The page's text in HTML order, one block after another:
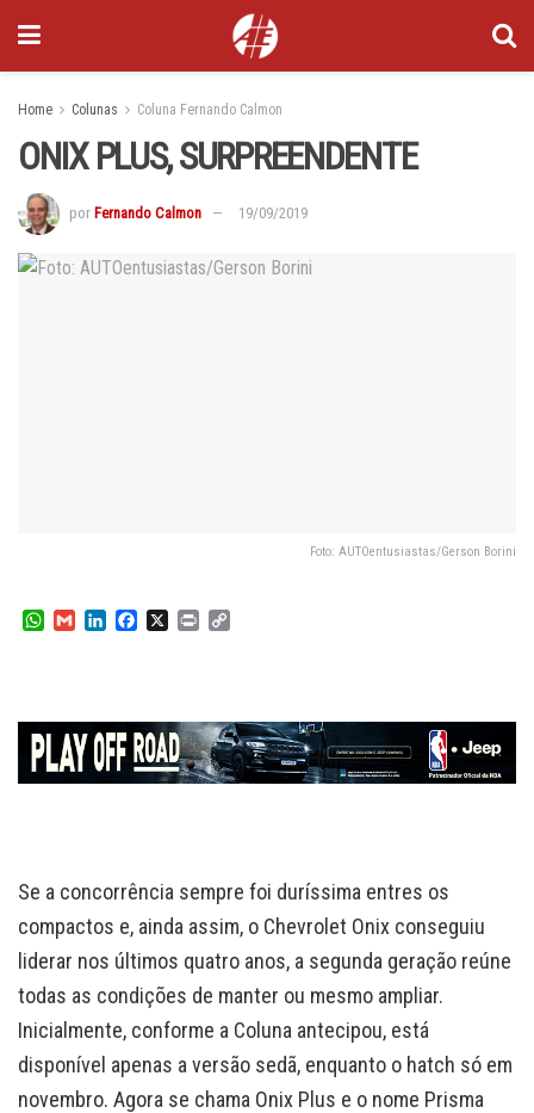
Home Colunas Coluna Fernando Calmon
ONIX PLUS, SURPREENDENTE
por Fernando Calmon 19/09/2019
Foto: AUTOentusiastas/Gerson Borini
W
A
p
p
d
I
n
o
o
k
i
n
k
Se a concorrência sempre foi duríssima entres os
compactos e, ainda assim, o Chevrolet Onix conseguiu
liderar nos últimos quatro anos, a segunda geração reúne
todas as condições de manter ou mesmo ampliar.
Inicialmente, conforme a Coluna antecipou, está
disponível apenas a versão sedã, enquanto o hatch só em
novembro. Agora se chama Onix Plus e o nome Prisma